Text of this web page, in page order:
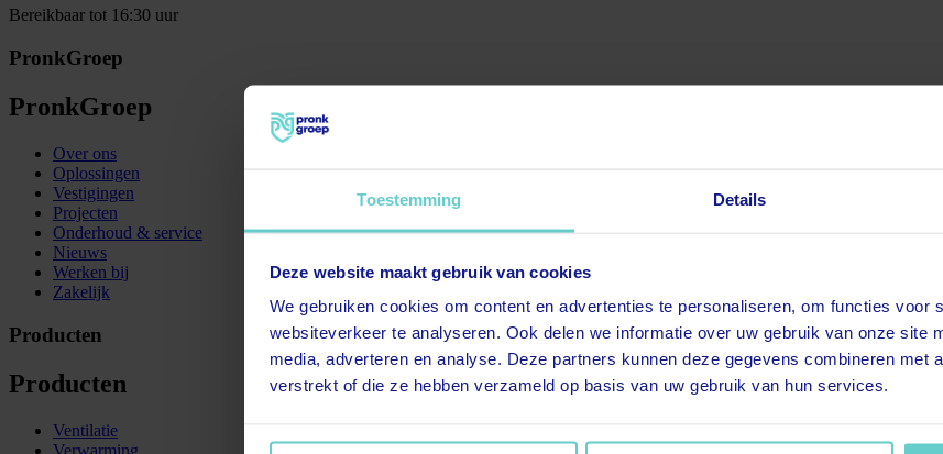
Toestemming Details
Deze website maakt gebruik van cookies
We gebruiken cookies om content en advertenties te personaliseren, om functies voor
websiteverkeer te analyseren. Ook delen we informatie over uw gebruik van onze site
media, adverteren en analyse. Deze partners kunnen deze gegevens combineren met
verstrekt of die ze hebben verzameld op basis van uw gebruik van hun services.
Bereikbaar tot 16:30 uur
PronkGroep
PronkGroep
Over ons
Oplossingen
Vestigingen
Projecten
Onderhoud & service
Nieuws
Werken bij
Zakelijk
Producten
Producten
Ventilatie
Verwarming